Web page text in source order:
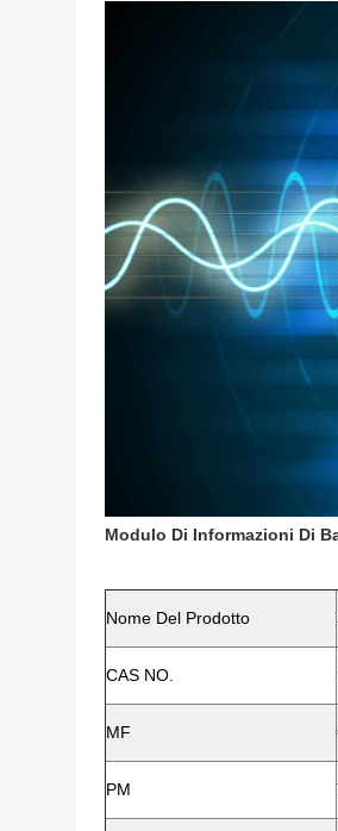
Modulo Di Informazioni Di
Nome Del Prodotto
CAS NO.
MF
PM